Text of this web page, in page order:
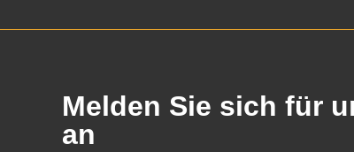
Melden Sie sich für
an